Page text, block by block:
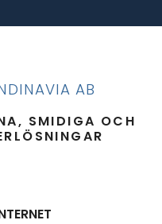
AB
SMIDIGA OCH